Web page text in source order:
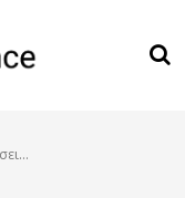
Οι τέσσερις καταστάσεις της ύλης